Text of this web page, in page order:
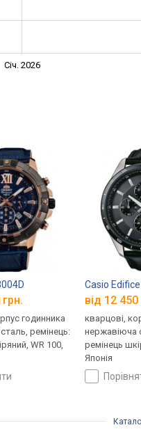
Січ. 2026
годинника
ремінець:
WR 100,
Casio
від 12 450
кварцові,
нержавіюча
ремінець
Японія